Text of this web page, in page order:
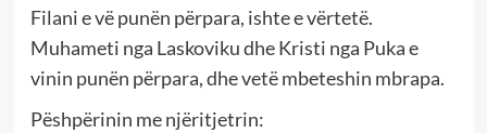
Filani e vë punën përpara, ishte e vërtetë.
Muhameti nga Laskoviku dhe Kristi nga Puka e
vinin punën përpara, dhe vetë mbeteshin mbrapa.
Pëshpërinin me njëritjetrin: